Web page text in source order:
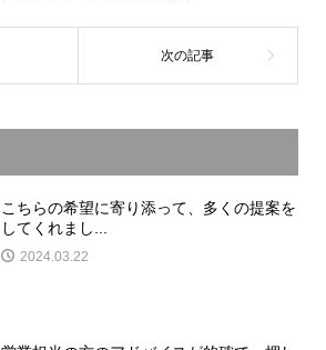
こちらの希望に寄り添って、多くの提案を
してくれまし...
2024.03.22